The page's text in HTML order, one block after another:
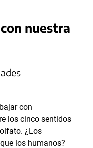
nuestra
con
los cinco sentidos
¿Los
los humanos?